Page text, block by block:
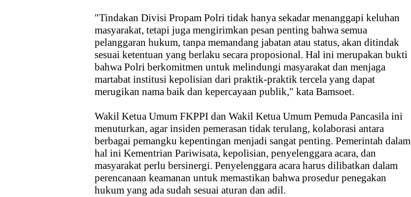
"Tindakan Divisi Propam Polri tidak hanya sekadar menanggapi keluhan
masyarakat, tetapi juga mengirimkan pesan penting bahwa semua
pelanggaran hukum, tanpa memandang jabatan atau status, akan ditindak
sesuai ketentuan yang berlaku secara proposional. Hal ini merupakan bukti
bahwa Polri berkomitmen untuk melindungi masyarakat dan menjaga
martabat institusi kepolisian dari praktik-praktik tercela yang dapat
merugikan nama baik dan kepercayaan publik," kata Bamsoet.
Wakil Ketua Umum FKPPI dan Wakil Ketua Umum Pemuda Pancasila ini
menuturkan, agar insiden pemerasan tidak terulang, kolaborasi antara
berbagai pemangku kepentingan menjadi sangat penting. Pemerintah dalam
hal ini Kementrian Pariwisata, kepolisian, penyelenggara acara, dan
masyarakat perlu bersinergi. Penyelenggara acara harus dilibatkan dalam
perencanaan keamanan untuk memastikan bahwa prosedur penegakan
hukum yang ada sudah sesuai aturan dan adil.